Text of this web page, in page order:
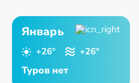
Январь
+26° +26°
Туров нет